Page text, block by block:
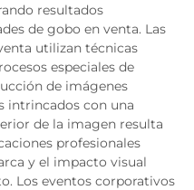
resultados
de gobo en venta. Las
utilizan técnicas
especiales de
de imágenes
intrincados con una
de la imagen resulta
profesionales
y el impacto visual
Los eventos corporativos